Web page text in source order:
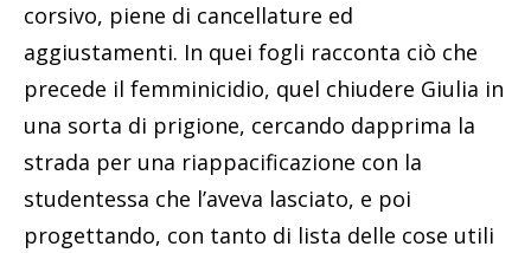
corsivo, piene di cancellature ed
aggiustamenti. In quei fogli racconta ciò che
precede il femminicidio, quel chiudere Giulia in
una sorta di prigione, cercando dapprima la
strada per una riappacificazione con la
studentessa che l’aveva lasciato, e poi
progettando, con tanto di lista delle cose utili